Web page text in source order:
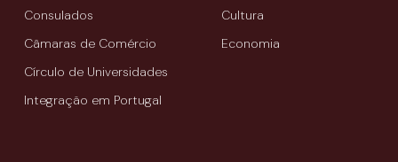
Consulados
Câmaras de Comércio
Círculo de Universidades
Integração em Portugal
Cultura
Economia